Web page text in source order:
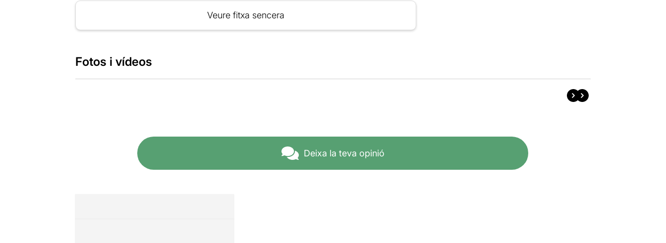
Veure fitxa sencera
Fotos i vídeos
Deixa la teva opinió